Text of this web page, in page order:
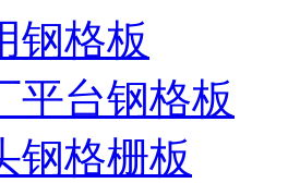
钢格板
平台钢格板
钢格栅板